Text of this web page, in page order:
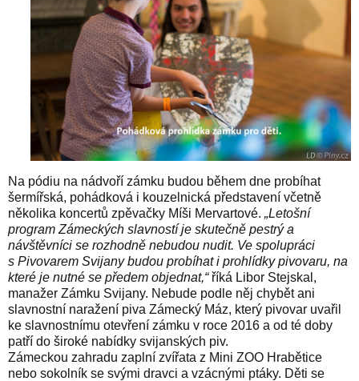
Na pódiu na nádvoří zámku budou během dne probíhat
šermířská, pohádková i kouzelnická představení včetně
několika koncertů zpěvačky Míši Mervartové. „Letošní
program Zámeckých slavností je skutečně pestrý a
návštěvníci se rozhodně nebudou nudit. Ve spolupráci
s Pivovarem Svijany budou probíhat i prohlídky pivovaru, na
které je nutné se předem objednat,“říká Libor Stejskal,
manažer Zámku Svijany. Nebude podle něj chybět ani
slavnostní naražení piva Zámecký Máz, který pivovar uvařil
ke slavnostnímu otevření zámku v roce 2016 a od té doby
patří do široké nabídky svijanských piv.
Zámeckou zahradu zaplní zvířata z Mini ZOO Hrabětice
nebo sokolník se svými dravci a vzácnými ptáky. Děti se